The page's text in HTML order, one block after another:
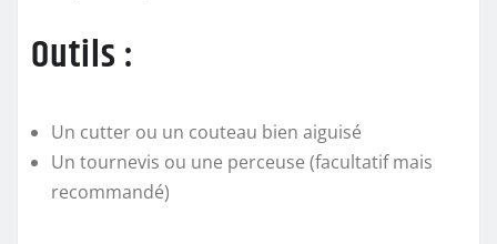
Outils :
Un cutter ou un couteau bien aiguisé
Un tournevis ou une perceuse (facultatif mais
recommandé)